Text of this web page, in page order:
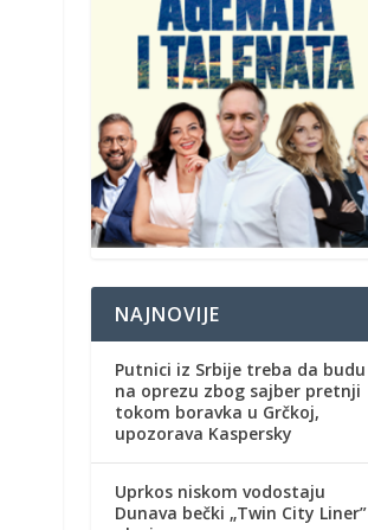
NAJNOVIJE
Putnici iz Srbije treba da budu
na oprezu zbog sajber pretnji
tokom boravka u Grčkoj,
upozorava Kaspersky
Uprkos niskom vodostaju
Dunava bečki „Twin City Liner”